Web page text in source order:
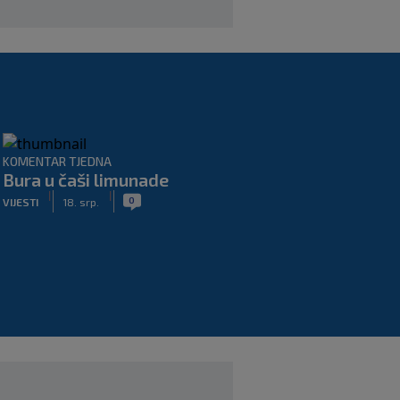
KOMENTAR TJEDNA
Bura u čaši limunade
VIJESTI
|
18. srp.
| 0